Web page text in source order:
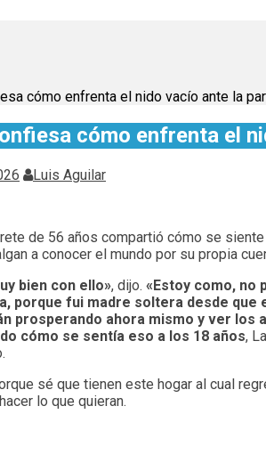
cómo enfrenta el nido vacío ante la
cómo enfrenta el
Luis Aguilar
de 56 años compartió cómo se
a conocer el mundo por su propia
bien con ello», dijo. «Estoy como, no
porque fui madre soltera desde que
prosperando ahora mismo y ver
cómo se sentía eso a los 18 años,
sé que tienen este hogar al cual
lo que quieran.